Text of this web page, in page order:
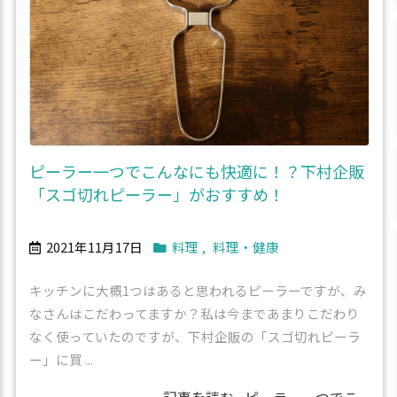
ピーラー一つでこんなにも快適に！？下村企販
「スゴ切れピーラー」がおすすめ！
2021年11月17日 料理 , 料理・健康
キッチンに大概1つはあると思われるピーラーですが、み
なさんはこだわってますか？私は今まであまりこだわり
なく使っていたのですが、下村企販の「スゴ切れピーラ
ー」に買 ...